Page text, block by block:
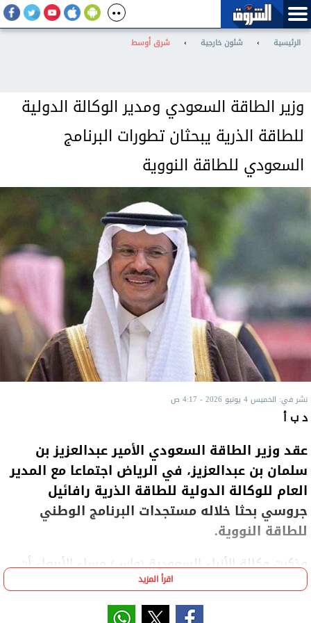
الرئيسية › شئون خارجية › شرق أوسط
وزير الطاقة السعودي ومدير الوكالة الدولية
للطاقة الذرية يبحثان تطورات البرنامج
السعودي للطاقة النووية
نشر في: الخميس 4 يونيو 2026 - 4:17 ص
د ب أ
عقد وزير الطاقة السعودي الأمير عبدالعزيز بن
سلمان بن عبدالعزيز، في الرياض اجتماعا مع المدير
العام للوكالة الدولية للطاقة الذرية رافائيل
جروسي بحثا خلاله مستجدات البرنامج الوطني
للطاقة النووية.
وذكرت وكالة الأنباء السعودية (واس) مساء الأربعاء أن
الاجتماع تناول "سبل تعزيز التعاون الفني والتقني،
وتطبيق أعلى المعايير الدولية للسلامة والأمن النوويين"،
اقرأ المزيد